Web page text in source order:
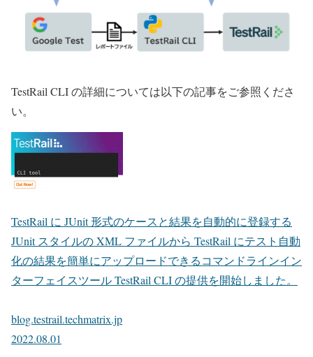
TestRail CLI の詳細については以下の記事をご参照くださ
い。
TestRail に JUnit 形式のケースと結果を自動的に登録する
JUnit スタイルの XML ファイルから TestRail にテスト自動
化の結果を簡単にアップロードできるコマンドラインイン
ターフェイスツール TestRail CLI の提供を開始しました。
blog.testrail.techmatrix.jp
2022.08.01